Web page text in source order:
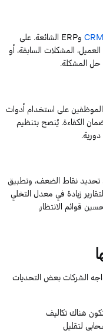
CRMوERP الشائعة. على
المشكلات السابقة، أو
حل المشكلة.
موظفينعلى استخدام أدوات
الكفاءة. يُنصح بتنظيم
تحديد نقاط الضعف، وتطبيق
زيادة في معدل التخلي
قوائم الانتظار.
الشركات بعض التحديات
هناك تكاليف
لتقليل